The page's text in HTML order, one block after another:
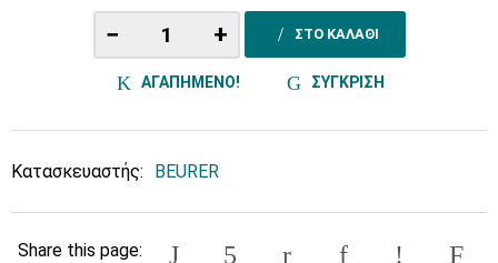
− + ΣΤΟ ΚΑΛΑΘΙ
ΑΓΑΠΗΜΕΝΟ! ΣΥΓΚΡΙΣΗ
Κατασκευαστής: BEURER
Share this page: